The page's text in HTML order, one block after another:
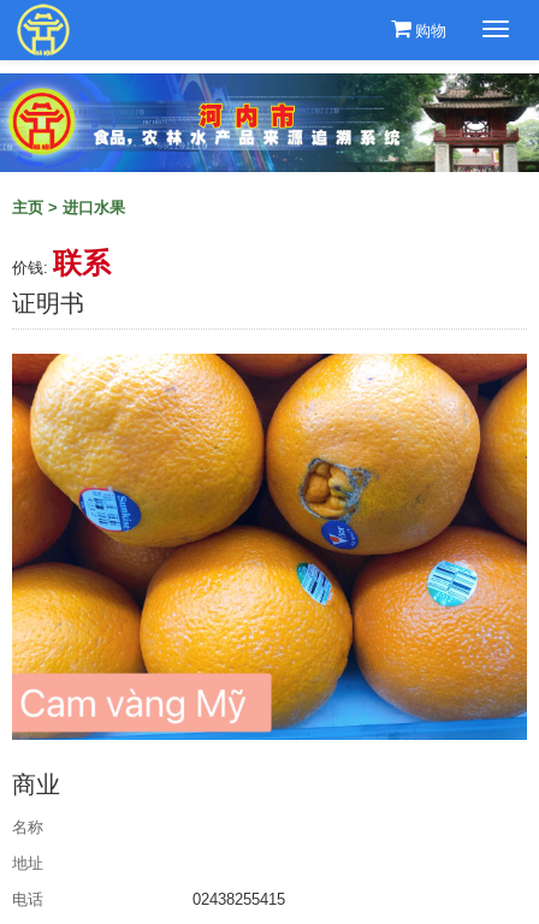
购物
主页 > 进口水果
价钱:联系
证明书
商业
名称
地址
电话
02438255415